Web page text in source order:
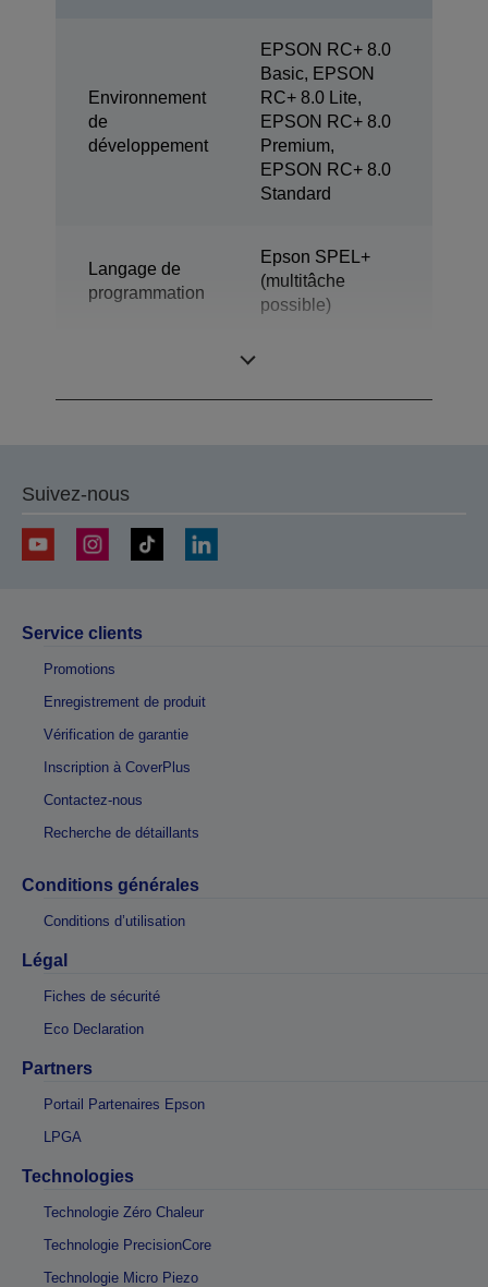
Environnement
de
développement
EPSON RC+ 8.0
Basic, EPSON
RC+ 8.0 Lite,
EPSON RC+ 8.0
Premium,
EPSON RC+ 8.0
Standard
Langage de
programmation
Epson SPEL+
(multitâche
possible)
Suivez-nous
Service clients
Promotions
Enregistrement de produit
Vérification de garantie
Inscription à CoverPlus
Contactez-nous
Recherche de détaillants
Conditions générales
Conditions d’utilisation
Légal
Fiches de sécurité
Eco Declaration
Partners
Portail Partenaires Epson
LPGA
Technologies
Technologie Zéro Chaleur
Technologie PrecisionCore
Technologie Micro Piezo